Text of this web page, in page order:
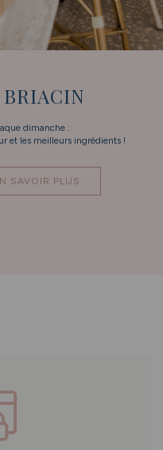
dimanche :
et les meilleurs ingrédients !
SAVOIR PLUS